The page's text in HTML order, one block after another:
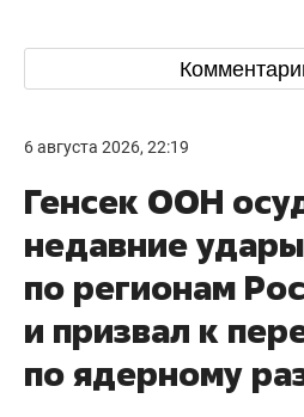
6 августа 2026, 22:19
Генсек ООН
недавние
по регионам
и призвал к
по ядерному